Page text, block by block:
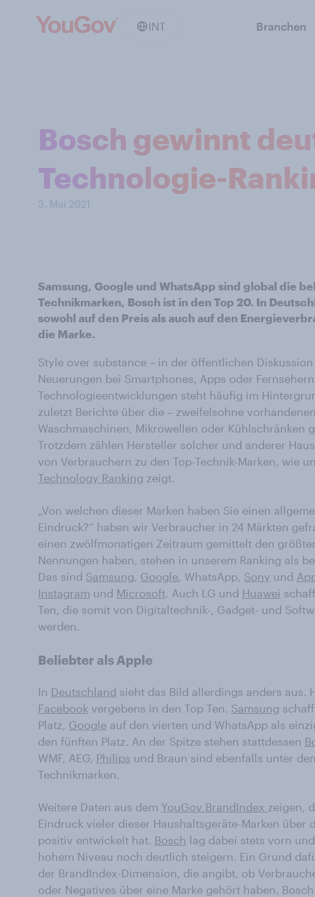
INT Branchen
Bosch gewinnt
Technologie-
3. Mai 2021
Samsung, Google und WhatsApp sind global die
Technikmarken, Bosch ist in den Top 20. In
sowohl auf den Preis als auch auf den
die Marke.
Style over substance – in der öffentlichen
Neuerungen bei Smartphones, Apps oder
Technologieentwicklungen steht häufig im
zuletzt Berichte über die – zweifelsohne
Waschmaschinen, Mikrowellen oder Kühlschränken
Trotzdem zählen Hersteller solcher und anderer
von Verbrauchern zu den Top-Technik-Marken, wie
Technology Ranking zeigt.
„Von welchen dieser Marken haben Sie einen
Eindruck?“ haben wir Verbraucher in 24 Märkten
einen zwölfmonatigen Zeitraum gemittelt den
Nennungen haben, stehen in unserem Ranking als
Das sind Samsung, Google, WhatsApp, Sony und
Instagram und Microsoft. Auch LG und Huawei
Ten, die somit von Digitaltechnik-, Gadget- und
werden.
Beliebter als Apple
In Deutschland sieht das Bild allerdings anders aus.
Facebook vergebens in den Top Ten. Samsung
Platz, Google auf den vierten und WhatsApp als
den fünften Platz. An der Spitze stehen stattdessen
WMF, AEG, Philips und Braun sind ebenfalls unter
Technikmarken.
Weitere Daten aus dem YouGov BrandIndex zeigen,
Eindruck vieler dieser Haushaltsgeräte-Marken über
positiv entwickelt hat. Bosch lag dabei stets vorn
hohem Niveau noch deutlich steigern. Ein Grund
der BrandIndex-Dimension, die angibt, ob
oder Negatives über eine Marke gehört haben.